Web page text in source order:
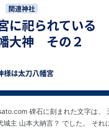
碑石に刻まれた文字は、
主 山本大納言？ でした。 それ